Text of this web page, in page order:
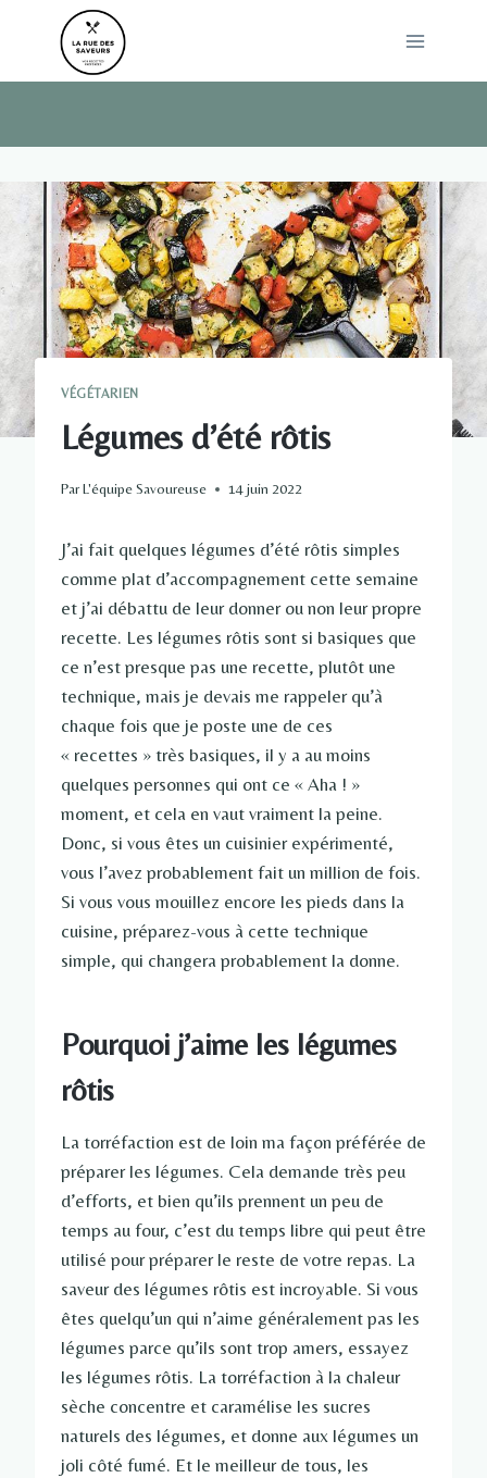
VÉGÉTARIEN
Légumes d’été rôtis
ParL'équipe Savoureuse 14 juin 2022
J’ai fait quelques légumes d’été rôtis simples
comme plat d’accompagnement cette semaine
et j’ai débattu de leur donner ou non leur propre
recette. Les légumes rôtis sont si basiques que
ce n’est presque pas une recette, plutôt une
technique, mais je devais me rappeler qu’à
chaque fois que je poste une de ces
« recettes » très basiques, il y a au moins
quelques personnes qui ont ce « Aha ! »
moment, et cela en vaut vraiment la peine.
Donc, si vous êtes un cuisinier expérimenté,
vous l’avez probablement fait un million de fois.
Si vous vous mouillez encore les pieds dans la
cuisine, préparez-vous à cette technique
simple, qui changera probablement la donne.
Pourquoi j’aime les légumes
rôtis
La torréfaction est de loin ma façon préférée de
préparer les légumes. Cela demande très peu
d’efforts, et bien qu’ils prennent un peu de
temps au four, c’est du temps libre qui peut être
utilisé pour préparer le reste de votre repas. La
saveur des légumes rôtis est incroyable. Si vous
êtes quelqu’un qui n’aime généralement pas les
légumes parce qu’ils sont trop amers, essayez
les légumes rôtis. La torréfaction à la chaleur
sèche concentre et caramélise les sucres
naturels des légumes, et donne aux légumes un
joli côté fumé. Et le meilleur de tous, les